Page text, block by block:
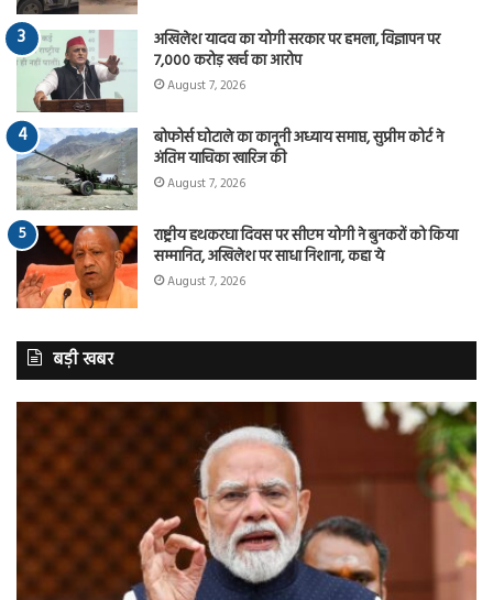
अखिलेश यादव का योगी सरकार पर हमला, विज्ञापन पर
7,000 करोड़ खर्च का आरोप
August 7, 2026
बोफोर्स घोटाले का कानूनी अध्याय समाप्त, सुप्रीम कोर्ट ने
अंतिम याचिका खारिज की
August 7, 2026
राष्ट्रीय हथकरघा दिवस पर सीएम योगी ने बुनकरों को किया
सम्मानित, अखिलेश पर साधा निशाना, कहा ये
August 7, 2026
बड़ी खबर